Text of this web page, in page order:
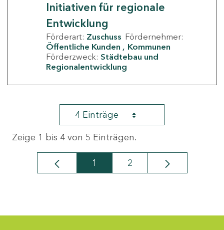
Initiativen für regionale
Entwicklung
Förderart: Zuschuss Fördernehmer:
Öffentliche Kunden
Kommunen
Förderzweck: Städtebau und
Regionalentwicklung
4 Einträge
Zeige 1 bis 4 von 5 Einträgen.
Seite
1 Seite
2